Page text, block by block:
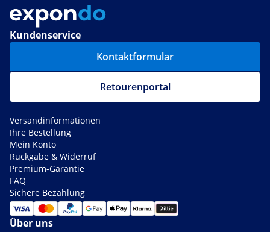
Kundenservice
Kontaktformular
Retourenportal
Versandinformationen
Ihre Bestellung
Mein Konto
Rückgabe & Widerruf
Premium-Garantie
FAQ
Sichere Bezahlung
Über uns